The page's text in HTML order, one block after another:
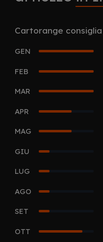
Cartorange consiglia
GEN
FEB
MAR
APR
MAG
GIU
LUG
AGO
SET
OTT